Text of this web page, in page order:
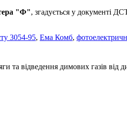
"Ф", згадується у документі
3054-95, Ема Комб,
та відведення димових газів від